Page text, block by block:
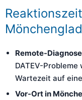
Remote-
DATEV-
Wartezeit auf
Vor-Ort in